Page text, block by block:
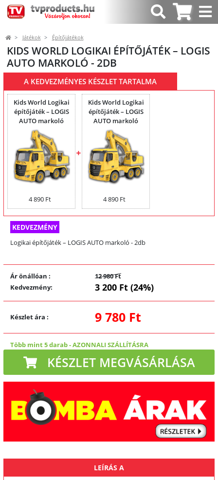
Játékok Építőjátékok
KIDS WORLD LOGIKAI ÉPÍTŐJÁTÉK – LOGIS
AUTO MARKOLÓ - 2DB
A KEDVEZMÉNYES KÉSZLET TARTALMA
Kids World Logikai
építőjáték – LOGIS
AUTO markoló
4 890 Ft
Kids World Logikai
építőjáték – LOGIS
AUTO markoló
4 890 Ft
KEDVEZMÉNY
Logikai építőjáték – LOGIS AUTO markoló - 2db
Ár önállóan :
12 980 Ft
Kedvezmény: 3 200 Ft (24%)
Készlet ára : 9 780 Ft
Több mint 5 darab-AZONNALI SZÁLLÍTÁSRA
KÉSZLET MEGVÁSÁRLÁSA
LEÍRÁS A